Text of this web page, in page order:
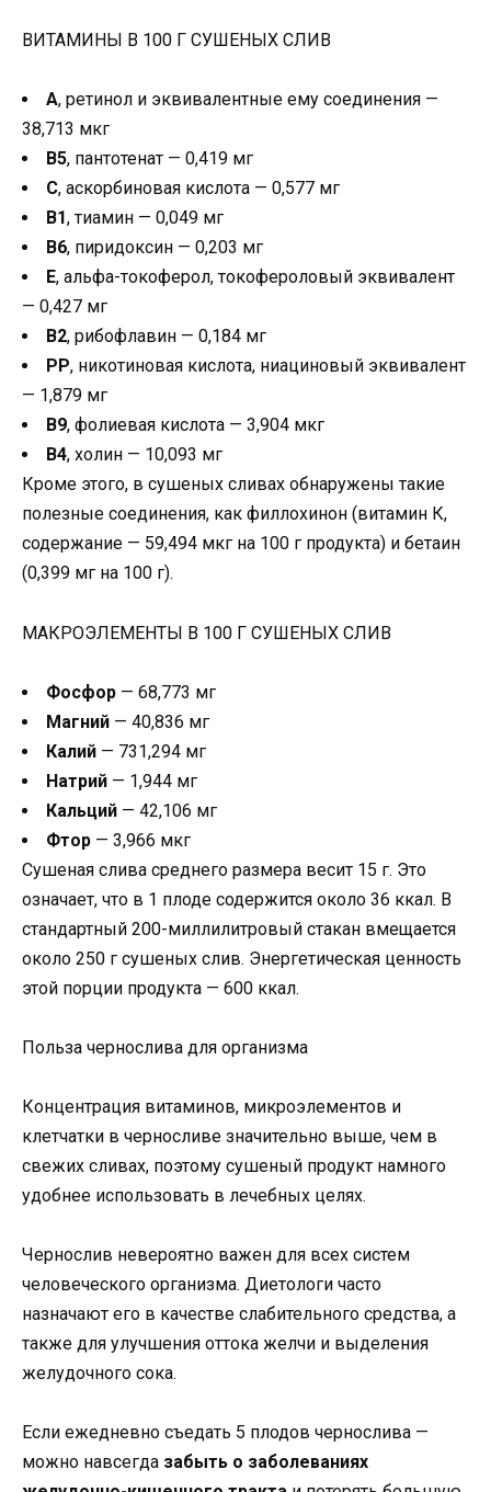
ВИТАМИНЫ В 100 Г СУШЕНЫХ СЛИВ
A, ретинол и эквивалентные ему соединения —
38,713 мкг
B5, пантотенат — 0,419 мг
C, аскорбиновая кислота — 0,577 мг
B1, тиамин — 0,049 мг
B6, пиридоксин — 0,203 мг
E, альфа-токоферол, токофероловый эквивалент
— 0,427 мг
B2, рибофлавин — 0,184 мг
PP, никотиновая кислота, ниациновый эквивалент
— 1,879 мг
B9, фолиевая кислота — 3,904 мкг
B4, холин — 10,093 мг
Кроме этого, в сушеных сливах обнаружены такие
полезные соединения, как филлохинон (витамин К,
содержание — 59,494 мкг на 100 г продукта) и бетаин
(0,399 мг на 100 г).
МАКРОЭЛЕМЕНТЫ В 100 Г СУШЕНЫХ СЛИВ
Фосфор — 68,773 мг
Магний — 40,836 мг
Калий — 731,294 мг
Натрий — 1,944 мг
Кальций — 42,106 мг
Фтор — 3,966 мкг
Сушеная слива среднего размера весит 15 г. Это
означает, что в 1 плоде содержится около 36 ккал. В
стандартный 200-миллилитровый стакан вмещается
около 250 г сушеных слив. Энергетическая ценность
этой порции продукта — 600 ккал.
Польза чернослива для организма
Концентрация витаминов, микроэлементов и
клетчатки в черносливе значительно выше, чем в
свежих сливах, поэтому сушеный продукт намного
удобнее использовать в лечебных целях.
Чернослив невероятно важен для всех систем
человеческого организма. Диетологи часто
назначают его в качестве слабительного средства, а
также для улучшения оттока желчи и выделения
желудочного сока.
Если ежедневно съедать 5 плодов чернослива —
можно навсегда забыть о заболеваниях